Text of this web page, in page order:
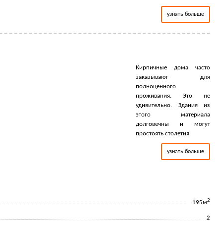
узнать больше
Кирпичные дома часто
заказывают для
полноценного
проживания. Это не
удивительно. Здания из
этого материала
долговечны и могут
простоять столетия.
узнать больше
195м2
2